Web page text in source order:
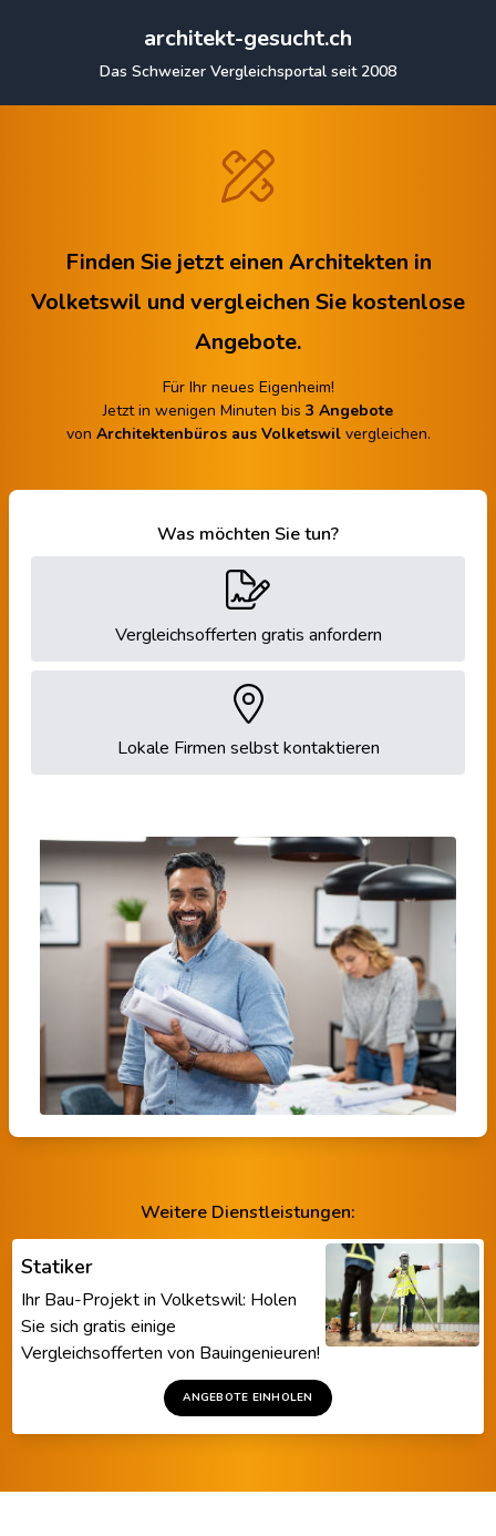
architekt-gesucht.ch
Das Schweizer Vergleichsportal seit 2008
Finden Sie jetzt einen Architekten in
Volketswil und vergleichen Sie kostenlose
Angebote.
Für Ihr neues Eigenheim!
Jetzt in wenigen Minuten bis 3 Angebote
von Architektenbüros aus Volketswilvergleichen.
Was möchten Sie tun?
Vergleichsofferten gratis anfordern
Lokale Firmen selbst kontaktieren
Weitere Dienstleistungen:
Statiker
Ihr Bau-Projekt in Volketswil: Holen
Sie sich gratis einige
Vergleichsofferten von Bauingenieuren!
ANGEBOTE EINHOLEN